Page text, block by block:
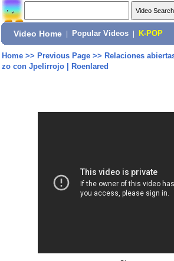
Video Home Popular Videos K-POP
Home>> Previous Page>> Relaciones
zo con Jpelirrojo | Roenlared